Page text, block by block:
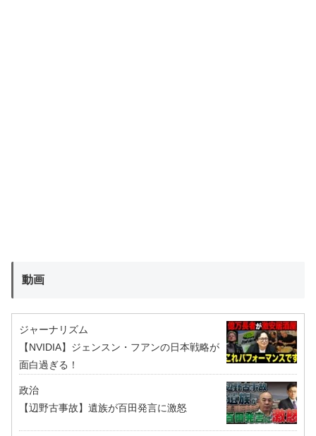
動画
ジャーナリズム
【NVIDIA】ジェンスン・フアンの日本戦略が
面白過ぎる！
政治
【辺野古事故】遺族が百田発言に激怒